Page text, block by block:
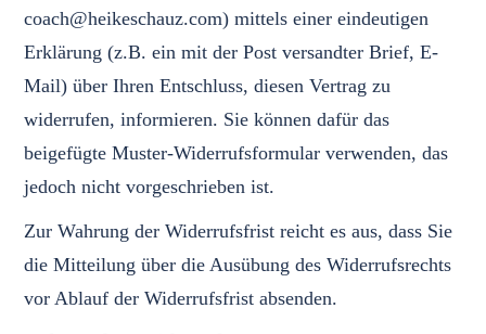
coach@heikeschauz.com) mittels einer eindeutigen
Erklärung (z.B. ein mit der Post versandter Brief, E-
Mail) über Ihren Entschluss, diesen Vertrag zu
widerrufen, informieren. Sie können dafür das
beigefügte Muster-Widerrufsformular verwenden, das
jedoch nicht vorgeschrieben ist.
Zur Wahrung der Widerrufsfrist reicht es aus, dass Sie
die Mitteilung über die Ausübung des Widerrufsrechts
vor Ablauf der Widerrufsfrist absenden.